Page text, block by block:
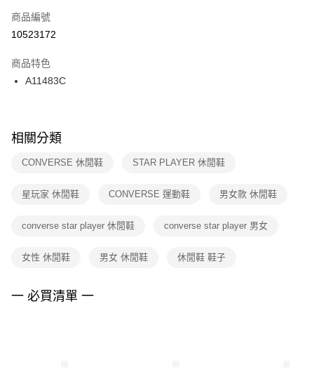
【「AFTEE先享後付」結帳流程】
１．於結帳方式選擇「AFTEE先享後付」後，將跳轉至「AFTEE先享後付」
２．訂單成立數日內，您將收到繳費通知簡訊。
３．收到繳費通知簡訊後14天內，點擊此簡訊中的連結，可透過四大超商／
ATM／網路銀行／等多元方式進行付款，方視為交易完成。
※ 交易是否成功請以「AFTEE先享後付 」之結帳頁面顯示為準，若有關於
是否繳費成功／繳費後需取消欲退款等相關疑問，請聯繫「AFTEE先享後付
客戶支援中心」 https://netprotections.freshdesk.com/support/home
１．透過由恩沛科技股份有限公司提供之「AFTEE先享後付」服務完成之交
權轉讓予恩沛科技股份有限公司。
３．未成年的使用者請事先徵得法定代理人或監護人之同意方可使用
４．使用「AFTEE先享後付」時，將依據個別帳號之用戶狀況，依本公司即
宅配
每筆NT$100，滿NT$1,500(含以上)免運費
付款後門市自取
每筆NT$100，滿NT$1,500(含以上)免運費
商品編號
10523172
商品特色
A11483C
相關分類
CONVERSE 休閒鞋 STAR PLAYER 休閒鞋
星玩家 休閒鞋 CONVERSE 運動鞋 男女款 休閒鞋
converse star player 休閒鞋 converse star player 男女
女性 休閒鞋 男女 休閒鞋 休閒鞋 鞋子
一 必買清單 一